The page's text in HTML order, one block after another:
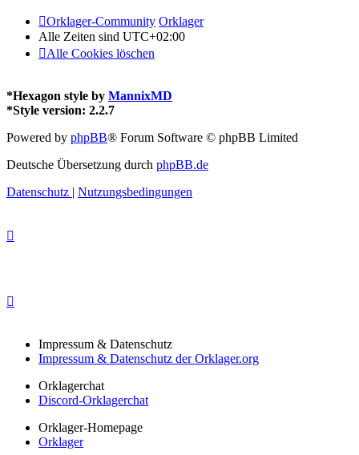
Orklager-Community Orklager
Alle Zeiten sind UTC+02:00
Alle Cookies löschen
*Hexagon style by MannixMD
*Style version: 2.2.7
Powered by phpBB® Forum Software © phpBB Limited
Deutsche Übersetzung durch phpBB.de
Datenschutz | Nutzungsbedingungen
Impressum & Datenschutz
Impressum & Datenschutz der Orklager.org
Orklagerchat
Discord-Orklagerchat
Orklager-Homepage
Orklager